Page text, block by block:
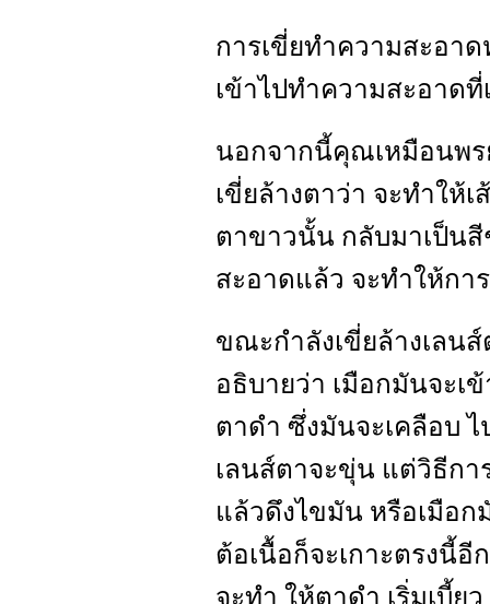
การเขี่ยทำความสะอา
เข้าไปทำความสะอาดที่
นอกจากนี้คุณเหมือนพร
เขี่ยล้างตาว่า จะทำให้
ตาขาวนั้น กลับมาเป็นสี
สะอาดแล้ว จะทำให้กา
ขณะกำลังเขี่ยล้างเลน
อธิบายว่า เมือกมันจะเ
ตาดำ ซึ่งมันจะเคลือบ
เลนส์ตาจะขุ่น แต่วิธีกา
แล้วดึงไขมัน หรือเมือ
ต้อเนื้อก็จะเกาะตรงนี้
จะทำ ให้ตาดำ เริ่มเบี้ย